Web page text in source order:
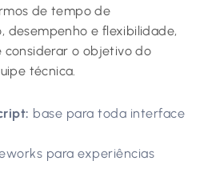
de tempo de
desempenho e flexibilidade,
considerar o objetivo do
técnica.
base para toda interface
para experiências